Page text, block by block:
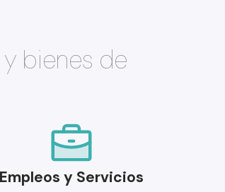
bienes de
Empleos y Servicios